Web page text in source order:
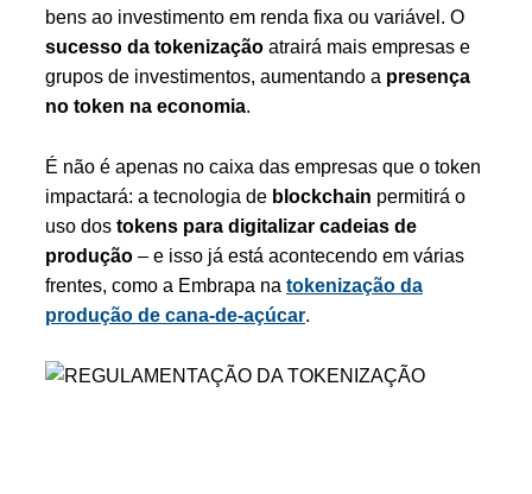
bens ao investimento em renda fixa ou variável. O
sucesso da tokenização atrairá mais empresas e
grupos de investimentos, aumentando a presença
no token na economia.
É não é apenas no caixa das empresas que o token
impactará: a tecnologia de blockchain permitirá o
uso dos tokens para digitalizar cadeias de
produção – e isso já está acontecendo em várias
frentes, como a Embrapa na tokenização da
produção de cana-de-açúcar.